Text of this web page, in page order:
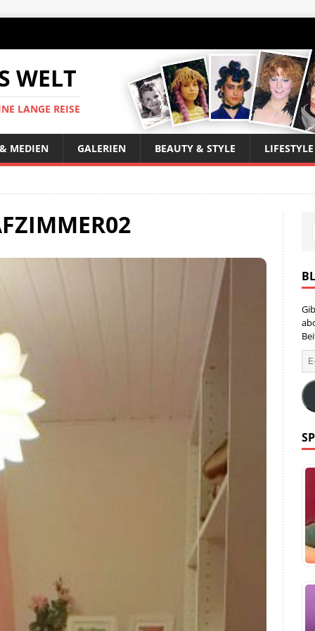
WELT
LANGE REISE
MEDIEN GALERIEN BEAUTY & STYLE LIFESTYLE